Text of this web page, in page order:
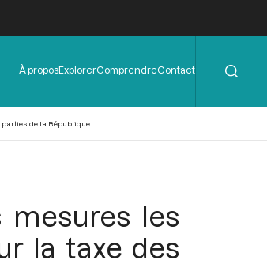
Menu
de
À proposExplorerComprendreContact
de la République
les
la taxe des